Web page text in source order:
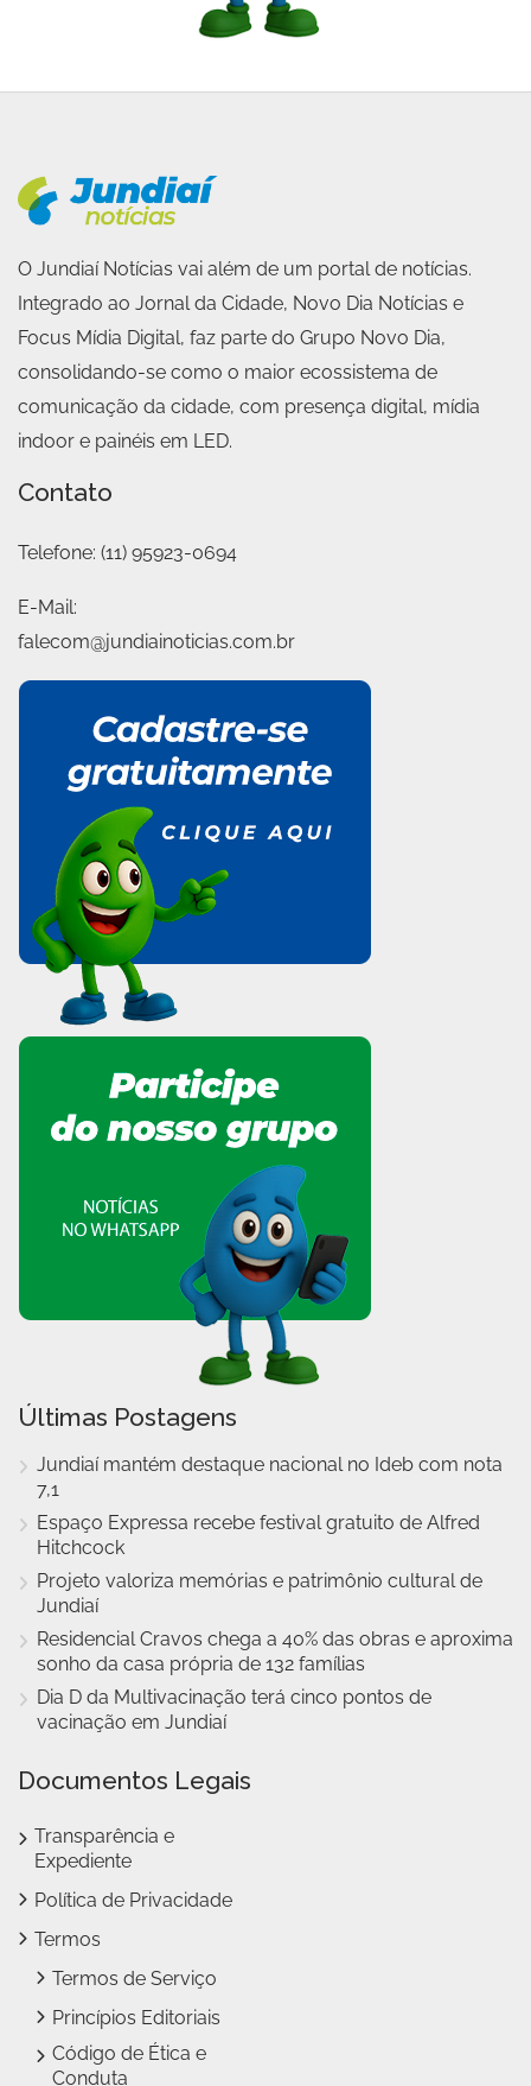
O Jundiaí Notícias vai além de um portal de notícias.
Integrado ao Jornal da Cidade, Novo Dia Notícias e
Focus Mídia Digital, faz parte do Grupo Novo Dia,
consolidando-se como o maior ecossistema de
comunicação da cidade, com presença digital, mídia
indoor e painéis em LED.
Contato
Telefone: (11) 95923-0694
E-Mail:
falecom@jundiainoticias.com.br
Últimas Postagens
Jundiaí mantém destaque nacional no Ideb com nota
7,1
Espaço Expressa recebe festival gratuito de Alfred
Hitchcock
Projeto valoriza memórias e patrimônio cultural de
Jundiaí
Residencial Cravos chega a 40% das obras e aproxima
sonho da casa própria de 132 famílias
Dia D da Multivacinação terá cinco pontos de
vacinação em Jundiaí
Documentos Legais
Transparência e
Expediente
Política de Privacidade
Termos
Termos de Serviço
Princípios Editoriais
Código de Ética e
Conduta